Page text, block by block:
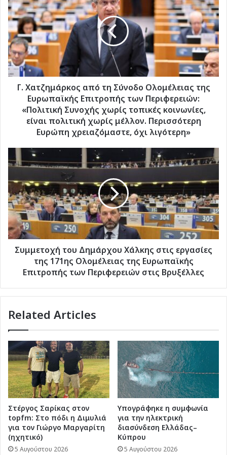
από
τη
Σύνοδο
Ολομέλειας
της
Ευρωπαϊκής
Επιτροπής
των
Περιφερειών:
«Πολιτική
Συνοχής
κοινωνίες,
είναι
χωρίς
μέλλον.
Περισσότερη
Ευρώπη
χρειαζόμαστε,
όχι
λιγότερη»
Γ. Χατζημάρκος από τη Σύνοδο Ολομέλειας της
Ευρωπαϊκής Επιτροπής των Περιφερειών:
«Πολιτική Συνοχής χωρίς τοπικές κοινωνίες,
είναι πολιτική χωρίς μέλλον. Περισσότερη
Ευρώπη χρειαζόμαστε, όχι λιγότερη»
Συμμετοχή
του
Χάλκης
στις
εργασίες
της
171ης
Ολομέλειας
της
Ευρωπαϊκής
Επιτροπής
Περιφερειών
Βρυξέλλες
Συμμετοχή του Δημάρχου Χάλκης στις εργασίες
της 171ης Ολομέλειας της Ευρωπαϊκής
Επιτροπής των Περιφερειών στις Βρυξέλλες
Related Articles
Στέργος Σαρίκας στον
topfm: Στο πόδι η Διμυλιά
για τον Γιώργο Μαργαρίτη
(ηχητικό)
5 Αυγούστου 2026
Υπογράφηκε η συμφωνία
για την ηλεκτρική
διασύνδεση Ελλάδας–
Κύπρου
5 Αυγούστου 2026